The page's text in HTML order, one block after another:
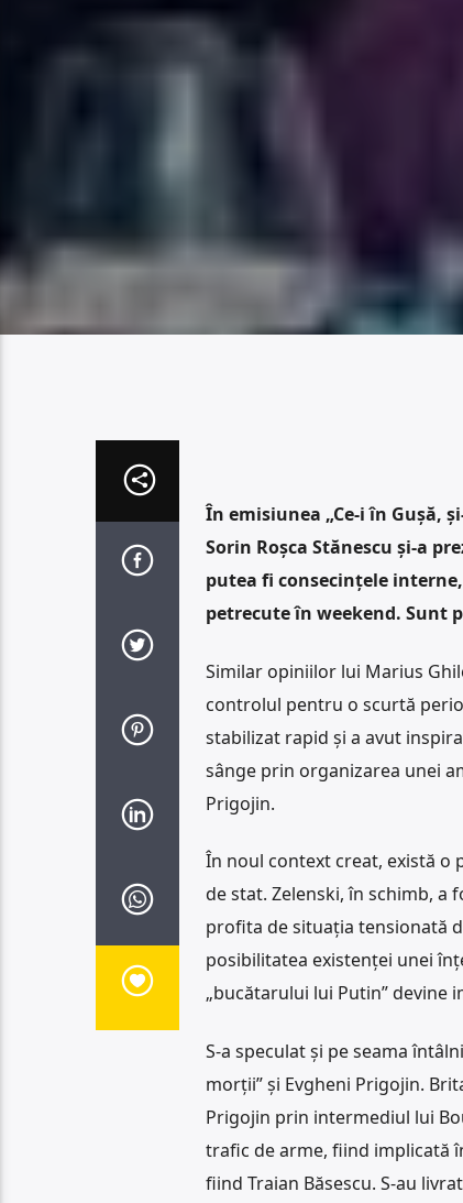
În emisiunea „Ce-i în Gușă,
Sorin Roșca Stănescu și-a
putea fi consecințele
petrecute în weekend. Sunt
Similar opiniilor lui Marius
controlul pentru o scurtă
stabilizat rapid și a avut
sânge prin organizarea unei
Prigojin.
În noul context creat, există o
de stat. Zelenski, în schimb,
profita de situația tensionată
posibilitatea existenței unei
„bucătarului lui Putin” devine
S-a speculat și pe seama
morții” și Evgheni Prigojin.
Prigojin prin intermediul lui
trafic de arme, fiind implicată
fiind Traian Băsescu. S-au